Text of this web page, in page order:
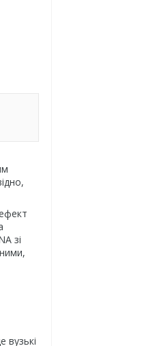
зі
вузькі